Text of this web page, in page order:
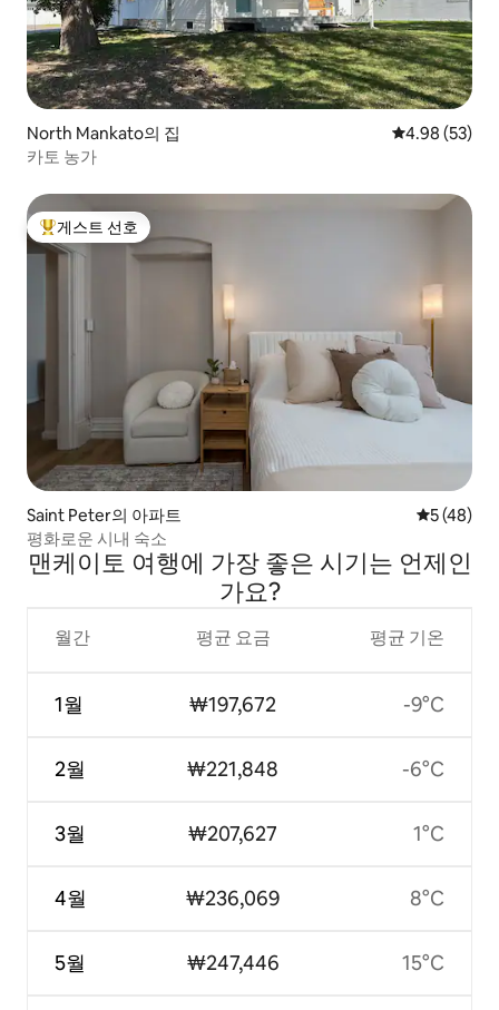
North Mankato의 집 평점 4.98점(5
4.98 (53)
카토 농가
상위 게스트 선호
게스트 선호
Saint Peter의 아파트 평점 5점(5
5 (48)
평화로운 시내 숙소
맨케이토 여행에 가장 좋은 시기는 언제인
가요?
월간
1월
2월
3월
4월
5월
평균 요금
₩197,672
₩221,848
₩207,627
₩236,069
₩247,446
평균 기온
-9°C
-6°C
1°C
8°C
15°C